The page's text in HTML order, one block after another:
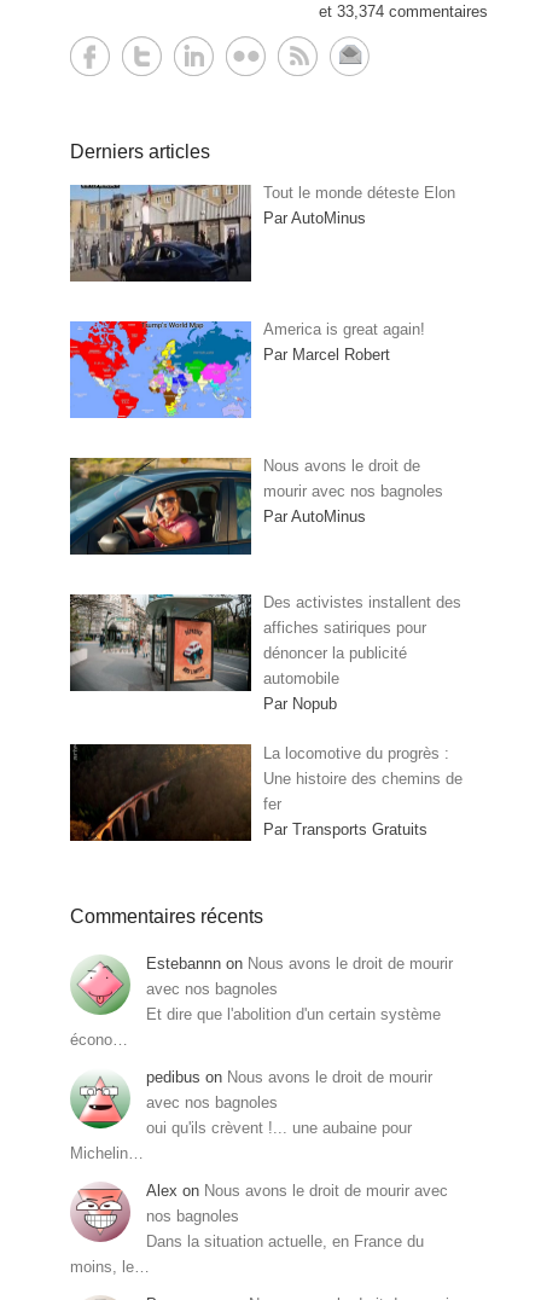
et 33,374 commentaires
Derniers articles
Tout le monde déteste Elon
Par AutoMinus
America is great again!
Par Marcel Robert
Nous avons le droit de
mourir avec nos bagnoles
Par AutoMinus
Des activistes installent des
affiches satiriques pour
dénoncer la publicité
automobile
Par Nopub
La locomotive du progrès :
Une histoire des chemins de
fer
Par Transports Gratuits
Commentaires récents
Estebannn on Nous avons le droit de mourir
avec nos bagnoles
Et dire que l'abolition d'un certain système
écono…
pedibus on Nous avons le droit de mourir
avec nos bagnoles
oui qu'ils crèvent !... une aubaine pour
Michelin…
Alex on Nous avons le droit de mourir avec
nos bagnoles
Dans la situation actuelle, en France du
moins, le…